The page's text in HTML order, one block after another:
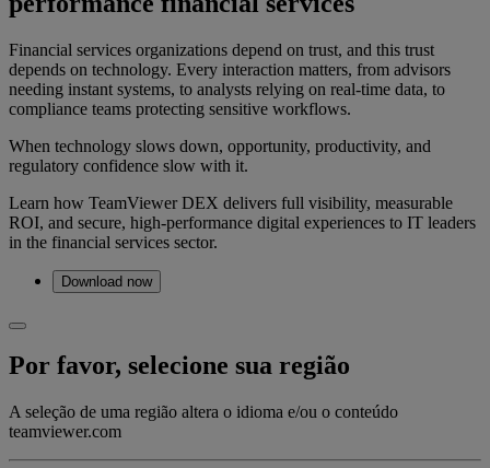
Financial services organizations depend on trust, and this trust
depends on technology. Every interaction matters, from advisors
needing instant systems, to analysts relying on real-time data, to
compliance teams protecting sensitive workflows.
When technology slows down, opportunity, productivity, and
regulatory confidence slow with it.
Learn how TeamViewer DEX delivers full visibility, measurable
ROI, and secure, high-performance digital experiences to IT leaders
in the financial services sector.
Download now
Por favor, selecione sua região
A seleção de uma região altera o idioma e/ou o conteúdo
teamviewer.com